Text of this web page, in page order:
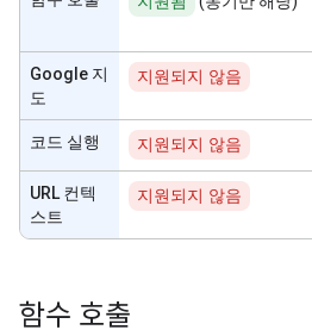
Google 지
도
지원되지 않음
코드 실행 지원되지 않음
URL 컨텍
스트
지원되지 않음
함수 호출